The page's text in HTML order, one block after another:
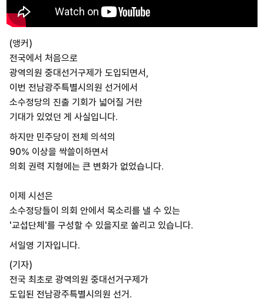
(앵커)
전국에서 처음으로
광역의원 중대선거구제가 도입되면서,
이번 전남광주특별시의원 선거에서
소수정당의 진출 기회가 넓어질 거란
기대가 있었던 게 사실입니다.
하지만 민주당이 전체 의석의
90% 이상을 싹쓸이하면서
의회 권력 지형에는 큰 변화가 없었습니다.
이제 시선은
소수정당들이 의회 안에서 목소리를 낼 수 있는
'교섭단체'를 구성할 수 있을지로 쏠리고 있습니다.
서일영 기자입니다.
(기자)
전국 최초로 광역의원 중대선거구제가
도입된 전남광주특별시의원 선거.